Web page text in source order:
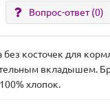
Вопрос-ответ(0)
косточек для
вкладышем.
хлопок.